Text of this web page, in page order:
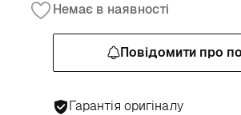
Немає в наявності
Повідомити про
Гарантія оригіналу